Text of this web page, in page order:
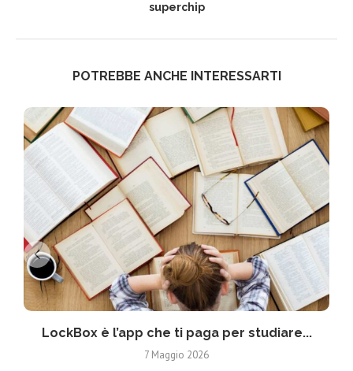
superchip
POTREBBE ANCHE INTERESSARTI
LockBox è l’app che ti paga per studiare...
7 Maggio 2026